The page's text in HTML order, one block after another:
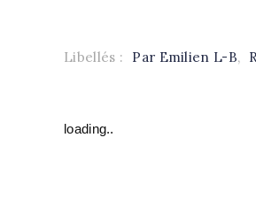
Libellés : Par Emilien L-B,
loading..